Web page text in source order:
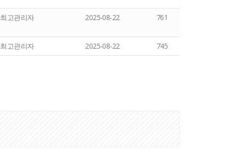
최고관리자 2025-08-22 761
최고관리자 2025-08-22 745